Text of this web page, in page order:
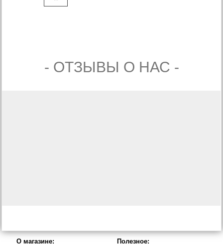
- ОТЗЫВЫ О НАС -
О магазине: Полезное: